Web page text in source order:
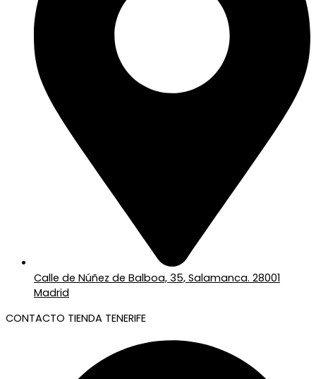
Calle de Núñez de Balboa, 35, Salamanca. 28001
Madrid
CONTACTO TIENDA TENERIFE